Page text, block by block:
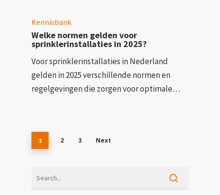
Kennisbank
Welke normen gelden voor
sprinklerinstallaties in 2025?
Voor sprinklerinstallaties in Nederland
gelden in 2025 verschillende normen en
regelgevingen die zorgen voor optimale…
1 2 3 Next